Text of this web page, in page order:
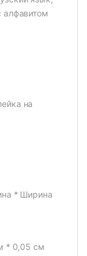
алфавитом
на
* Ширина
* 0,05 см